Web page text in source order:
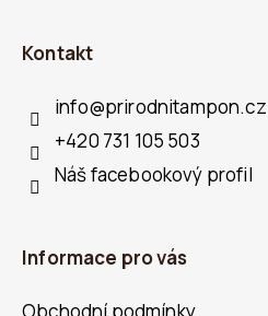
Kontakt
info@prirodnitampon.cz
+420 731 105 503
Náš facebookový profil
Informace pro vás
Obchodní podmínky